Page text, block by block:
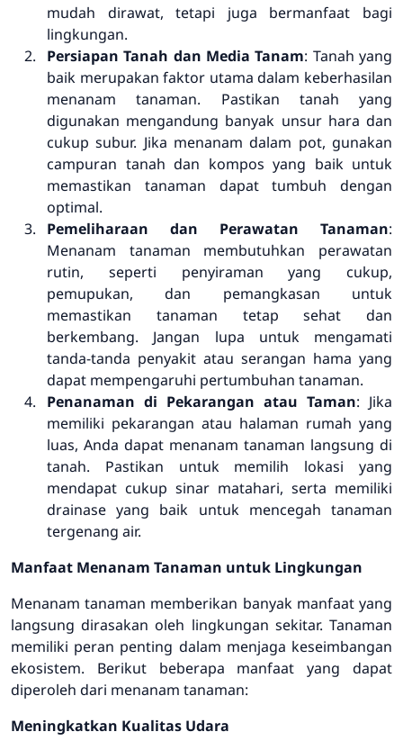
mudah dirawat, tetapi juga bermanfaat bagi
lingkungan.
Persiapan Tanah dan Media Tanam: Tanah yang
baik merupakan faktor utama dalam keberhasilan
menanam tanaman. Pastikan tanah yang
digunakan mengandung banyak unsur hara dan
cukup subur. Jika menanam dalam pot, gunakan
campuran tanah dan kompos yang baik untuk
memastikan tanaman dapat tumbuh dengan
optimal.
Pemeliharaan dan Perawatan Tanaman:
Menanam tanaman membutuhkan perawatan
rutin, seperti penyiraman yang cukup,
pemupukan, dan pemangkasan untuk
memastikan tanaman tetap sehat dan
berkembang. Jangan lupa untuk mengamati
tanda-tanda penyakit atau serangan hama yang
dapat mempengaruhi pertumbuhan tanaman.
Penanaman di Pekarangan atau Taman: Jika
memiliki pekarangan atau halaman rumah yang
luas, Anda dapat menanam tanaman langsung di
tanah. Pastikan untuk memilih lokasi yang
mendapat cukup sinar matahari, serta memiliki
drainase yang baik untuk mencegah tanaman
tergenang air.
Manfaat Menanam Tanaman untuk Lingkungan
Menanam tanaman memberikan banyak manfaat yang
langsung dirasakan oleh lingkungan sekitar. Tanaman
memiliki peran penting dalam menjaga keseimbangan
ekosistem. Berikut beberapa manfaat yang dapat
diperoleh dari menanam tanaman:
Meningkatkan Kualitas Udara